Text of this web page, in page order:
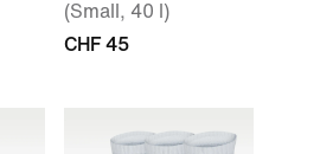
(Small, 40 l)
CHF 45